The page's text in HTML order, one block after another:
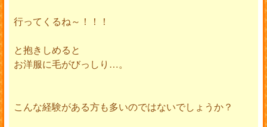
行ってくるね～！！！
と抱きしめると
お洋服に毛がびっしり…。
こんな経験がある方も多いのではないでしょうか？